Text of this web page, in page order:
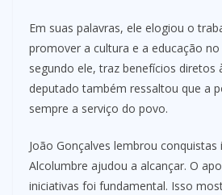
Em suas palavras, ele elogiou o
promover a cultura e a educação
segundo ele, traz benefícios diretos
deputado também ressaltou que a
sempre a serviço do povo.
João Gonçalves lembrou
Alcolumbre ajudou a alcançar. O
iniciativas foi fundamental. Isso